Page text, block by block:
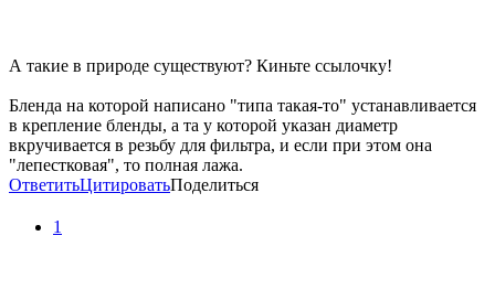
А такие в природе существуют? Киньте ссылочку!
Бленда на которой написано "типа такая-то" устанавливается
в крепление бленды, а та у которой указан диаметр
вкручивается в резьбу для фильтра, и если при этом она
"лепестковая", то полная лажа.
ОтветитьЦитироватьПоделиться
1